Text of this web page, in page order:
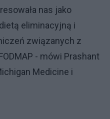
nas jako
eliminacyjną i
związanych z
- mówi Prashant
Medicine i